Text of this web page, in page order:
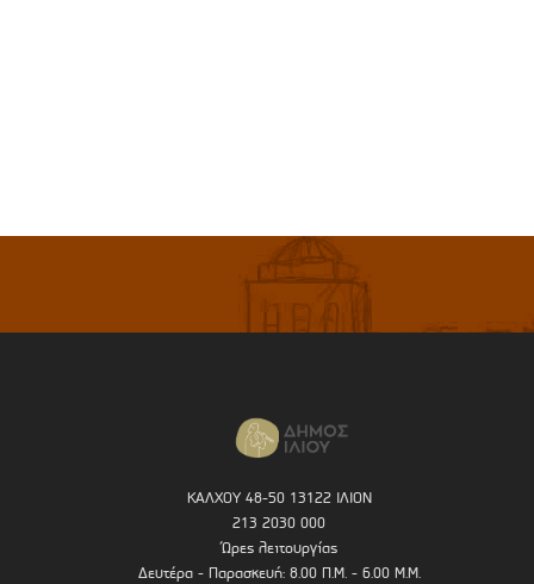
ΚΑΛΧΟΥ 48-50 13122 ΙΛΙΟΝ
213 2030 000
Ώρες λειτουργίας
Δευτέρα - Παρασκευή: 8.00 Π.Μ. - 6.00 Μ.Μ.